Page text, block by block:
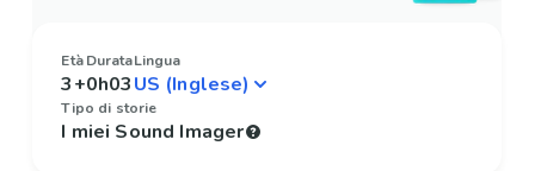
Età
3+
Durata
0h03
Lingua
Tipo di storie
I miei Sound Imager